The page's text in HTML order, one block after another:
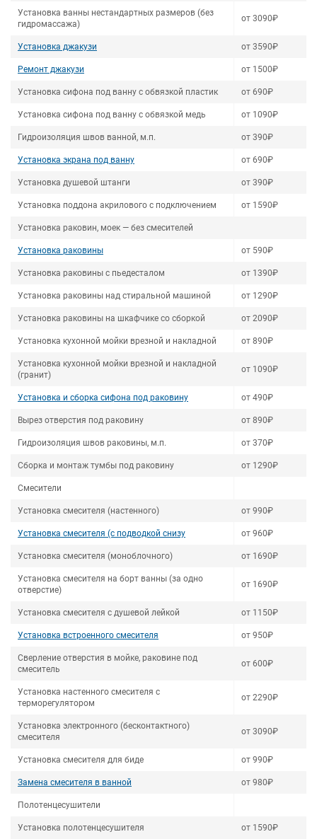
Установка ванны нестандартных размеров (без
гидромассажа)
от 3090₽
Установка джакузи от 3590₽
Ремонт джакузи от 1500₽
Установка сифона под ванну с обвязкой пластик от 690₽
Установка сифона под ванну с обвязкой медь от 1090₽
Гидроизоляция швов ванной, м.п. от 390₽
Установка экрана под ванну от 690₽
Установка душевой штанги от 390₽
Установка поддона акрилового с подключением от 1590₽
Установка раковин, моек — без смесителей
Установка раковины от 590₽
Установка раковины с пьедесталом от 1390₽
Установка раковины над стиральной машиной от 1290₽
Установка раковины на шкафчике со сборкой от 2090₽
Установка кухонной мойки врезной и накладной от 890₽
Установка кухонной мойки врезной и накладной
(гранит)
от 1090₽
Установка и сборка сифона под раковину от 490₽
Вырез отверстия под раковину от 890₽
Гидроизоляция швов раковины, м.п. от 370₽
Сборка и монтаж тумбы под раковину от 1290₽
Смесители
Установка смесителя (настенного) от 990₽
Установка смесителя (с подводкой снизу от 960₽
Установка смесителя (моноблочного) от 1690₽
Установка смесителя на борт ванны (за одно
отверстие)
от 1690₽
Установка смесителя с душевой лейкой от 1150₽
Установка встроенного смесителя от 950₽
Сверление отверстия в мойке, раковине под
смеситель
от 600₽
Установка настенного смесителя с
терморегулятором
от 2290₽
Установка электронного (бесконтактного)
смесителя
от 3090₽
Установка смесителя для биде от 990₽
Замена смесителя в ванной от 980₽
Полотенцесушители
Установка полотенцесушителя от 1590₽